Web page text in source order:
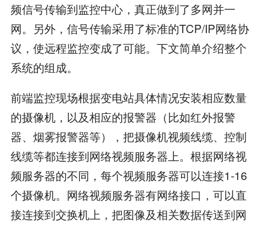
频信号传输到监控中心，真正做到了多网并一
网。另外，信号传输采用了标准的TCP/IP网络协
议，使远程监控变成了可能。下文简单介绍整个
系统的组成。
前端监控现场根据变电站具体情况安装相应数量
的摄像机，以及相应的报警器（比如红外报警
器、烟雾报警器等），把摄像机视频线缆、控制
线缆等都连接到网络视频服务器上。根据网络视
频服务器的不同，每个视频服务器可以连接1-16
个摄像机。网络视频服务器有网络接口，可以直
接连接到交换机上，把图像及相关数据传送到网